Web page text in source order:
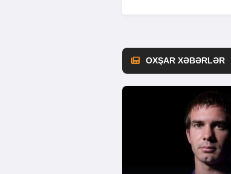
OXŞAR XƏBƏRLƏR